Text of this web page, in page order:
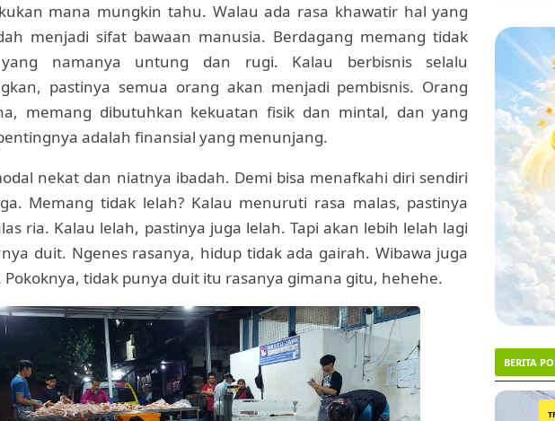
mana mungkin tahu. Walau ada rasa khawatir hal yang
menjadi sifat bawaan manusia. Berdagang memang tidak
namanya untung dan rugi. Kalau berbisnis selalu
pastinya semua orang akan menjadi pembisnis. Orang
memang dibutuhkan kekuatan fisik dan mintal, dan yang
adalah finansial yang menunjang.
nekat dan niatnya ibadah. Demi bisa menafkahi diri sendiri
Memang tidak lelah? Kalau menuruti rasa malas, pastinya
ria. Kalau lelah, pastinya juga lelah. Tapi akan lebih lelah lagi
duit. Ngenes rasanya, hidup tidak ada gairah. Wibawa juga
tidak punya duit itu rasanya gimana gitu, hehehe.
yang
BERITA
1